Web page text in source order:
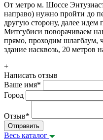
От метро м. Шоссе
направо) нужно пройти до
другую сторону, далее идем
Митсубиси поворачиваем
прямо, проходим шлагбаум,
здание насквозь, 20 метров
+
Написать отзыв
Ваше имя*
Город
Отзыв*
Отправить
Весь каталог